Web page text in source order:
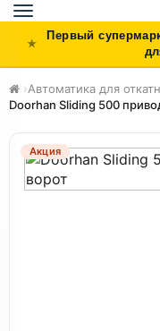
Toggle
navigation
Первый
›Автоматика для
Doorhan Sliding 500
Акция